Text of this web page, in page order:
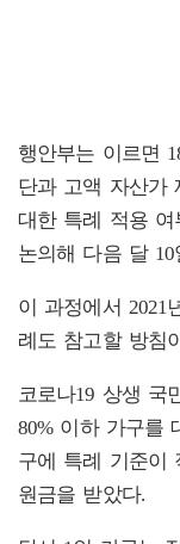
행안부는 이르면
단과 고액 자산가
대한 특례 적용
논의해 다음 달
이 과정에서 2021
례도 참고할 방침
코로나19 상생 국
80% 이하 가구를
구에 특례 기준이
원금을 받았다.